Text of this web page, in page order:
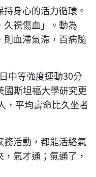
持身心的活力循環。
視傷血」。動為
血滯氣滯，百病隨
中等強度運動30分
斯坦福大學研究更
，平均壽命比久坐者
務活動，都能活絡氣
氣才通；氣通了，